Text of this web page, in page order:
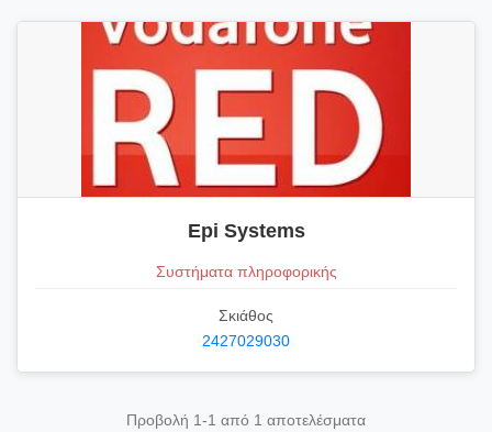
Epi Systems
Συστήματα πληροφορικής
Σκιάθος
2427029030
Προβολή 1-1 από 1 αποτελέσματα